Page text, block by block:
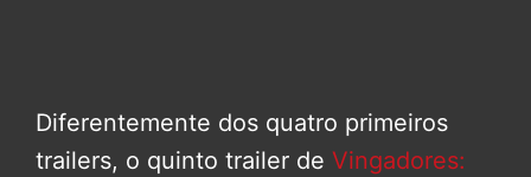
Diferentemente dos quatro primeiros
trailers, o quinto trailer de Vingadores: